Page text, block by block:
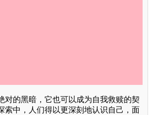
对的黑暗，它也可以成为自我救赎的契
索中，人们得以更深刻地认识自己，面